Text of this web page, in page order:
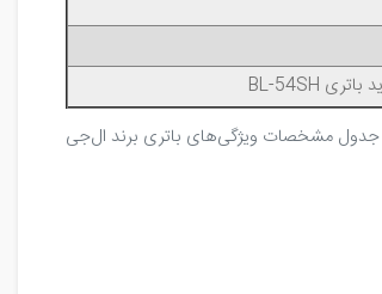
جدول مشخصات ویژگی‌های باتری برند ال‌جی